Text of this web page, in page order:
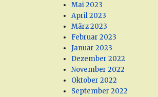
Mai 2023
April 2023
März 2023
Februar 2023
Januar 2023
Dezember 2022
November 2022
Oktober 2022
September 2022